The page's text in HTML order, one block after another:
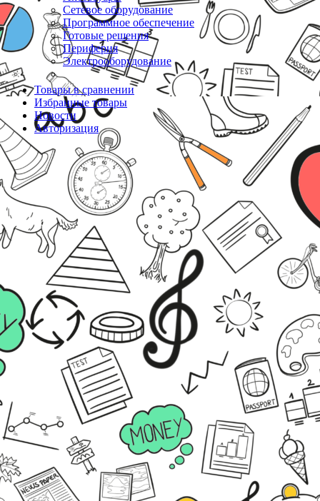
Сетевое оборудование
Программное обеспечение
Готовые решения
Периферия
Электрооборудование
Товары в сравнении
Избранные товары
Новости
Авторизация